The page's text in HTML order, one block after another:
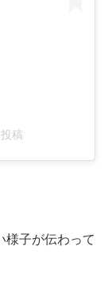
稿
様子が伝わって